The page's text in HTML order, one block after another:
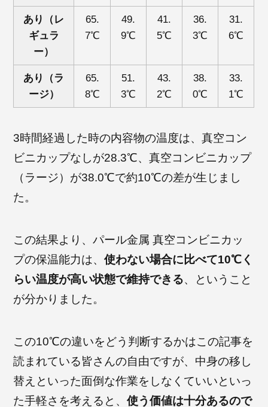
あり（レ
ギュラ
ー）
65.
7℃
49.
9℃
41.
5℃
36.
3℃
31.
6℃
あり（ラ
ージ）
65.
8℃
51.
3℃
43.
2℃
38.
0℃
33.
1℃
3時間経過した時の内容物の温度は、真空コン
ビニカップなしが28.3℃、真空コンビニカップ
（ラージ）が38.0℃で約10℃の差が生じまし
た。
この結果より、パール金属 真空コンビニカッ
プの保温能力は、使わない場合に比べて10℃く
らい温度が高い状態で維持できる、ということ
が分かりました。
この10℃の違いをどう判断するかはこの記事を
読まれている皆さんの自由ですが、中身の移し
替えといった面倒な作業をしなくていいといっ
た手軽さを考えると、使う価値は十分あるので